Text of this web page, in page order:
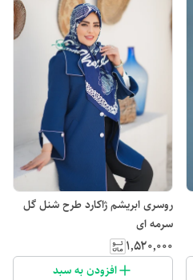
روسری ابریشم ژاکارد طرح شنل گل
سرمه ای
۱٬۵۲۰٬۰۰۰
افزودن به سبد